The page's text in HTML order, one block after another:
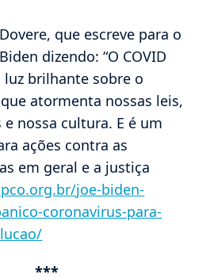
que escreve para o
dizendo: “O COVID
brilhante sobre o
atormenta nossas leis,
nossa cultura. E é um
ações contra as
em geral e a justiça
joe-biden-
coronavirus-para-
***